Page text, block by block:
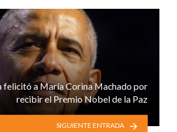
felicitó a María Corina Machado por
recibir el Premio Nobel de la Paz
SIGUIENTE ENTRADA